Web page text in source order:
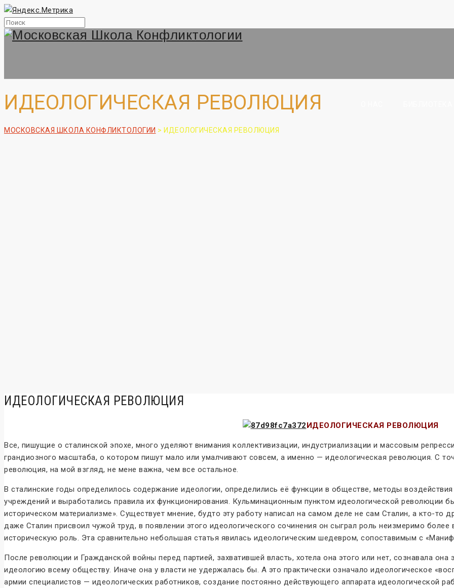
ИДЕОЛОГИЧЕСКАЯ РЕВОЛЮЦИЯ
МОСКОВСКАЯ ШКОЛА КОНФЛИКТОЛОГИИ > ИДЕОЛОГИЧЕСКАЯ РЕВОЛЮЦИЯ
ИДЕОЛОГИЧЕСКАЯ РЕВОЛЮЦИЯ
ИДЕОЛОГИЧЕСКАЯ РЕВОЛЮЦИЯ
Все, пишущие о сталинской эпохе, много уделяют внимания коллективизации, индустриализации и массовым
грандиозного масштаба, о котором пишут мало или умалчивают совсем, а именно — идеологическая революция. С
революция, на мой взгляд, не мене важна, чем все остальное.
В сталинские годы определилось содержание идеологии, определились её функции в обществе, методы
учреждений и выработались правила их функционирования. Кульминационным пунктом идеологической революции
историческом материализме». Существует мнение, будто эту работу написал на самом деле не сам Сталин, а кто-то
даже Сталин присвоил чужой труд, в появлении этого идеологического сочинения он сыграл роль неизмеримо
историческую роль. Эта сравнительно небольшая статья явилась идеологическим шедевром, сопоставимым с
После революции и Гражданской войны перед партией, захватившей власть, хотела она этого или нет, сознавала
идеологию всему обществу. Иначе она у власти не удержалась бы. А это практически означало идеологическое
армии специалистов — идеологических работников, создание постоянно действующего аппарата идеологической